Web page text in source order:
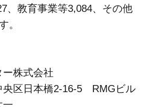
、教育事業等3,084、その他
。
株式会社
央区日本橋2-16-5 RMGビル